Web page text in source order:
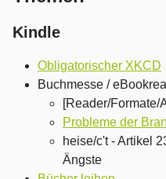
Kindle
Obligatorischer XKCD
Buchmesse /
[Reader/Formate/
Probleme der
heise/c't - Artikel
Ängste